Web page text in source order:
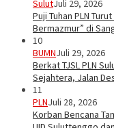
SulutJuli 29, 2026
Puji Tuhan PLN
Bermazmur” di
10
BUMNJuli 29, 2026
Berkat TJSL PLN
Sejahtera, Jalan
11
PLNJuli 28, 2026
Korban Bencana